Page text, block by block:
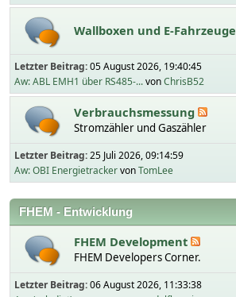
Wallboxen und E-Fahrzeuge
Letzter Beitrag:05 August 2026, 19:40:45
Aw: ABL EMH1 über RS485-...vonChrisB52
Verbrauchsmessung
Stromzähler und Gaszähler
Letzter Beitrag:25 Juli 2026, 09:14:59
Aw: OBI EnergietrackervonTomLee
FHEM - Entwicklung
FHEM Development
FHEM Developers Corner.
Letzter Beitrag:06 August 2026, 11:33:38